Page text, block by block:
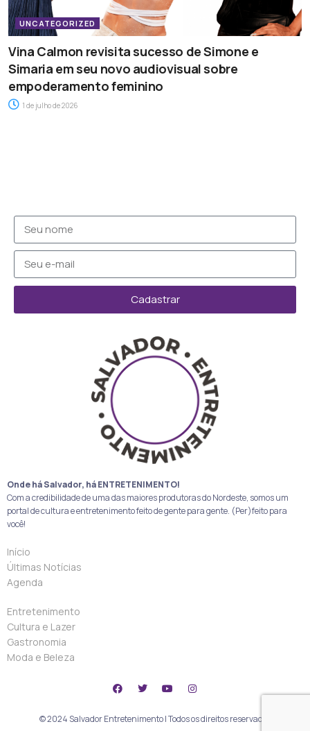
UNCATEGORIZED
Vina Calmon revisita sucesso de Simone e
Simaria em seu novo audiovisual sobre
empoderamento feminino
1 de julho de 2026
Cadastrar
Onde há Salvador, há ENTRETENIMENTO!
Com a credibilidade de uma das maiores produtoras do Nordeste, somos um
portal de cultura e entretenimento feito de gente para gente. (Per)feito para
você!
Início
Últimas Notícias
Agenda
Entretenimento
Cultura e Lazer
Gastronomia
Moda e Beleza
© 2024 Salvador Entretenimento | Todos os direitos reservados